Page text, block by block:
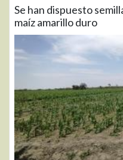
Se han dispuesto
maíz amarillo duro